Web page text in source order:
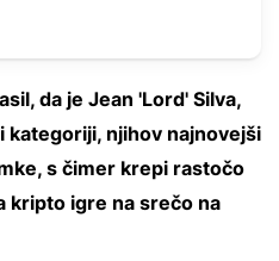
da je Jean 'Lord' Silva,
kategoriji, njihov najnovejši
s čimer krepi rastočo
kripto igre na srečo na